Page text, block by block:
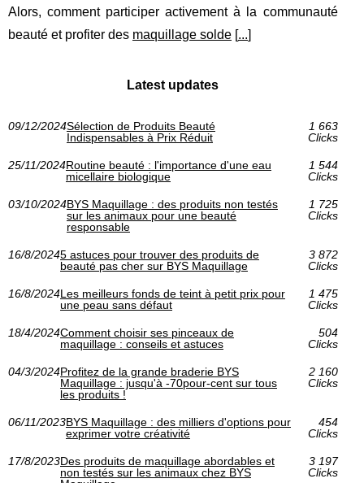
Alors, comment participer activement à la communauté
beauté et profiter des maquillage solde [...]
Latest updates
09/12/2024Sélection de Produits Beauté
Indispensables à Prix Réduit
1 663
Clicks
25/11/2024Routine beauté : l'importance d'une eau
micellaire biologique
1 544
Clicks
03/10/2024BYS Maquillage : des produits non testés
sur les animaux pour une beauté
responsable
1 725
Clicks
16/8/20245 astuces pour trouver des produits de
beauté pas cher sur BYS Maquillage
3 872
Clicks
16/8/2024Les meilleurs fonds de teint à petit prix pour
une peau sans défaut
1 475
Clicks
18/4/2024Comment choisir ses pinceaux de
maquillage : conseils et astuces
504
Clicks
04/3/2024Profitez de la grande braderie BYS
Maquillage : jusqu'à -70pour-cent sur tous
les produits !
2 160
Clicks
06/11/2023BYS Maquillage : des milliers d'options pour
exprimer votre créativité
454
Clicks
17/8/2023Des produits de maquillage abordables et
non testés sur les animaux chez BYS
3 197
Clicks